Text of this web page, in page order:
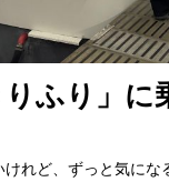
ふり」に
れど、ずっと気に